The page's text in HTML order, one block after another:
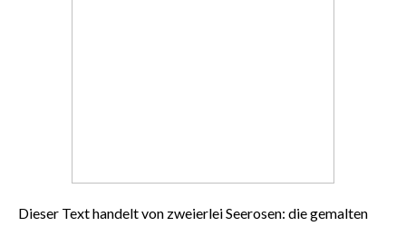
Dieser Text handelt von zweierlei Seerosen: die gemalten